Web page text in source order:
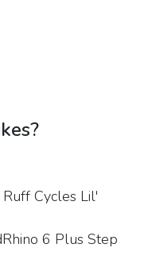
Ruff Cycles Lil'
6 Plus Step